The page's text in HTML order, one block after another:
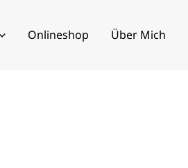
Onlineshop Über Mich